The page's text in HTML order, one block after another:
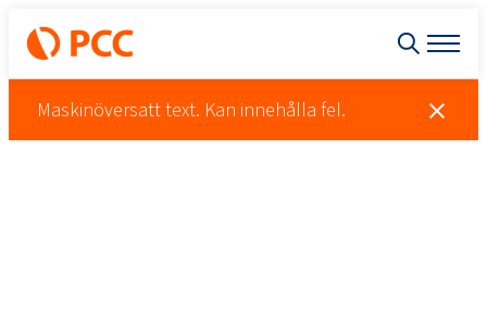
Maskinöversatt text. Kan innehålla fel.